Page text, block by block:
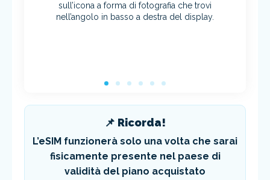
sull’icona a forma di fotografia che trovi
nell’angolo in basso a destra del display.
📌 Ricorda!
L’eSIM funzionerà solo una volta che sarai
fisicamente presente nel paese di
validità del piano acquistato